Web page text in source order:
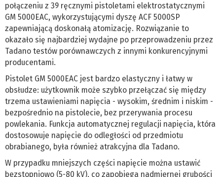
połączeniu z 39 ręcznymi pistoletami elektrostatycznymi
GM 5000EAC, wykorzystującymi dyszę ACF 5000SP
zapewniającą doskonałą atomizację. Rozwiązanie to
okazało się najbardziej wydajne po przeprowadzeniu przez
Tadano testów porównawczych z innymi konkurencyjnymi
producentami.
Pistolet GM 5000EAC jest bardzo elastyczny i łatwy w
obsłudze: użytkownik może szybko przełączać się między
trzema ustawieniami napięcia - wysokim, średnim i niskim -
bezpośrednio na pistolecie, bez przerywania procesu
powlekania. Funkcja automatycznej regulacji napięcia, która
dostosowuje napięcie do odległości od przedmiotu
obrabianego, była również atrakcyjna dla Tadano.
W przypadku mniejszych części napięcie można ustawić
bezstopniowo (5-80 kV), co zapobiega nadmiernej grubości